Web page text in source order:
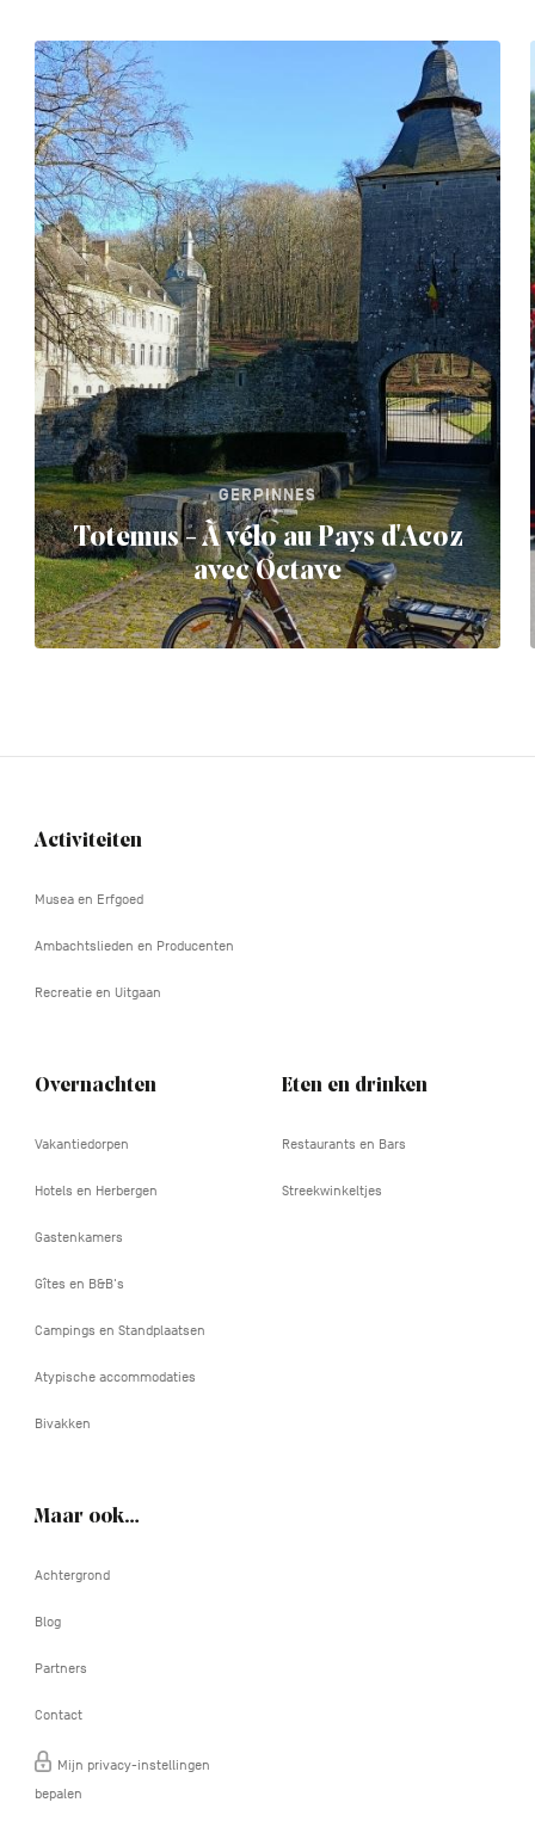
GERPINNES
Totemus - À vélo au Pays d'Acoz
avec Octave
Navigation
Activiteiten
Musea en Erfgoed
Ambachtslieden en Producenten
Recreatie en Uitgaan
Overnachten
Vakantiedorpen
Hotels en Herbergen
Gastenkamers
Gîtes en B&B's
Campings en Standplaatsen
Atypische accommodaties
Bivakken
Eten en drinken
Restaurants en Bars
Streekwinkeltjes
Maar ook…
Achtergrond
Blog
Partners
Contact
Mijn privacy-instellingen
bepalen